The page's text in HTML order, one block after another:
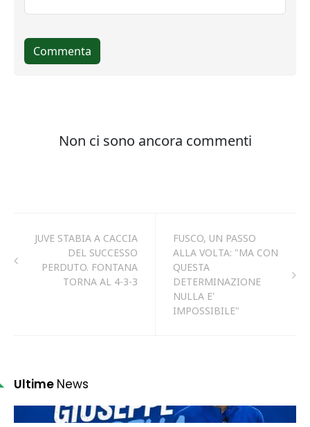
JUVE STABIA A CACCIA
DEL SUCCESSO
PERDUTO. FONTANA
TORNA AL 4-3-3
FUSCO, UN PASSO
ALLA VOLTA: "MA CON
QUESTA
DETERMINAZIONE
NULLA E'
IMPOSSIBILE"
Ultime News